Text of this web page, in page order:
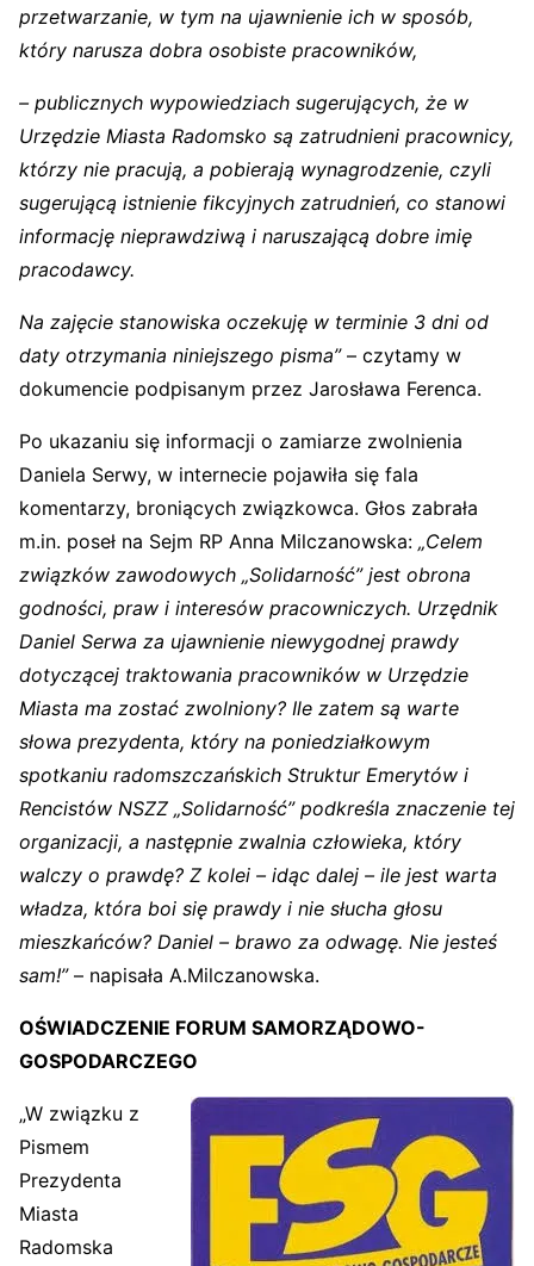
przetwarzanie, w tym na ujawnienie ich w sposób,
który narusza dobra osobiste pracowników,
– publicznych wypowiedziach sugerujących, że w
Urzędzie Miasta Radomsko są zatrudnieni pracownicy,
którzy nie pracują, a pobierają wynagrodzenie, czyli
sugerującą istnienie fikcyjnych zatrudnień, co stanowi
informację nieprawdziwą i naruszającą dobre imię
pracodawcy.
Na zajęcie stanowiska oczekuję w terminie 3 dni od
daty otrzymania niniejszego pisma”– czytamy w
dokumencie podpisanym przez Jarosława Ferenca.
Po ukazaniu się informacji o zamiarze zwolnienia
Daniela Serwy, w internecie pojawiła się fala
komentarzy, broniących związkowca. Głos zabrała
m.in. poseł na Sejm RP Anna Milczanowska: „Celem
związków zawodowych „Solidarność” jest obrona
godności, praw i interesów pracowniczych. Urzędnik
Daniel Serwa za ujawnienie niewygodnej prawdy
dotyczącej traktowania pracowników w Urzędzie
Miasta ma zostać zwolniony? Ile zatem są warte
słowa prezydenta, który na poniedziałkowym
spotkaniu radomszczańskich Struktur Emerytów i
Rencistów NSZZ „Solidarność” podkreśla znaczenie tej
organizacji, a następnie zwalnia człowieka, który
walczy o prawdę? Z kolei – idąc dalej – ile jest warta
władza, która boi się prawdy i nie słucha głosu
mieszkańców? Daniel – brawo za odwagę. Nie jesteś
sam!”– napisała A.Milczanowska.
OŚWIADCZENIE FORUM SAMORZĄDOWO-
GOSPODARCZEGO
„W związku z
Pismem
Prezydenta
Miasta
Radomska